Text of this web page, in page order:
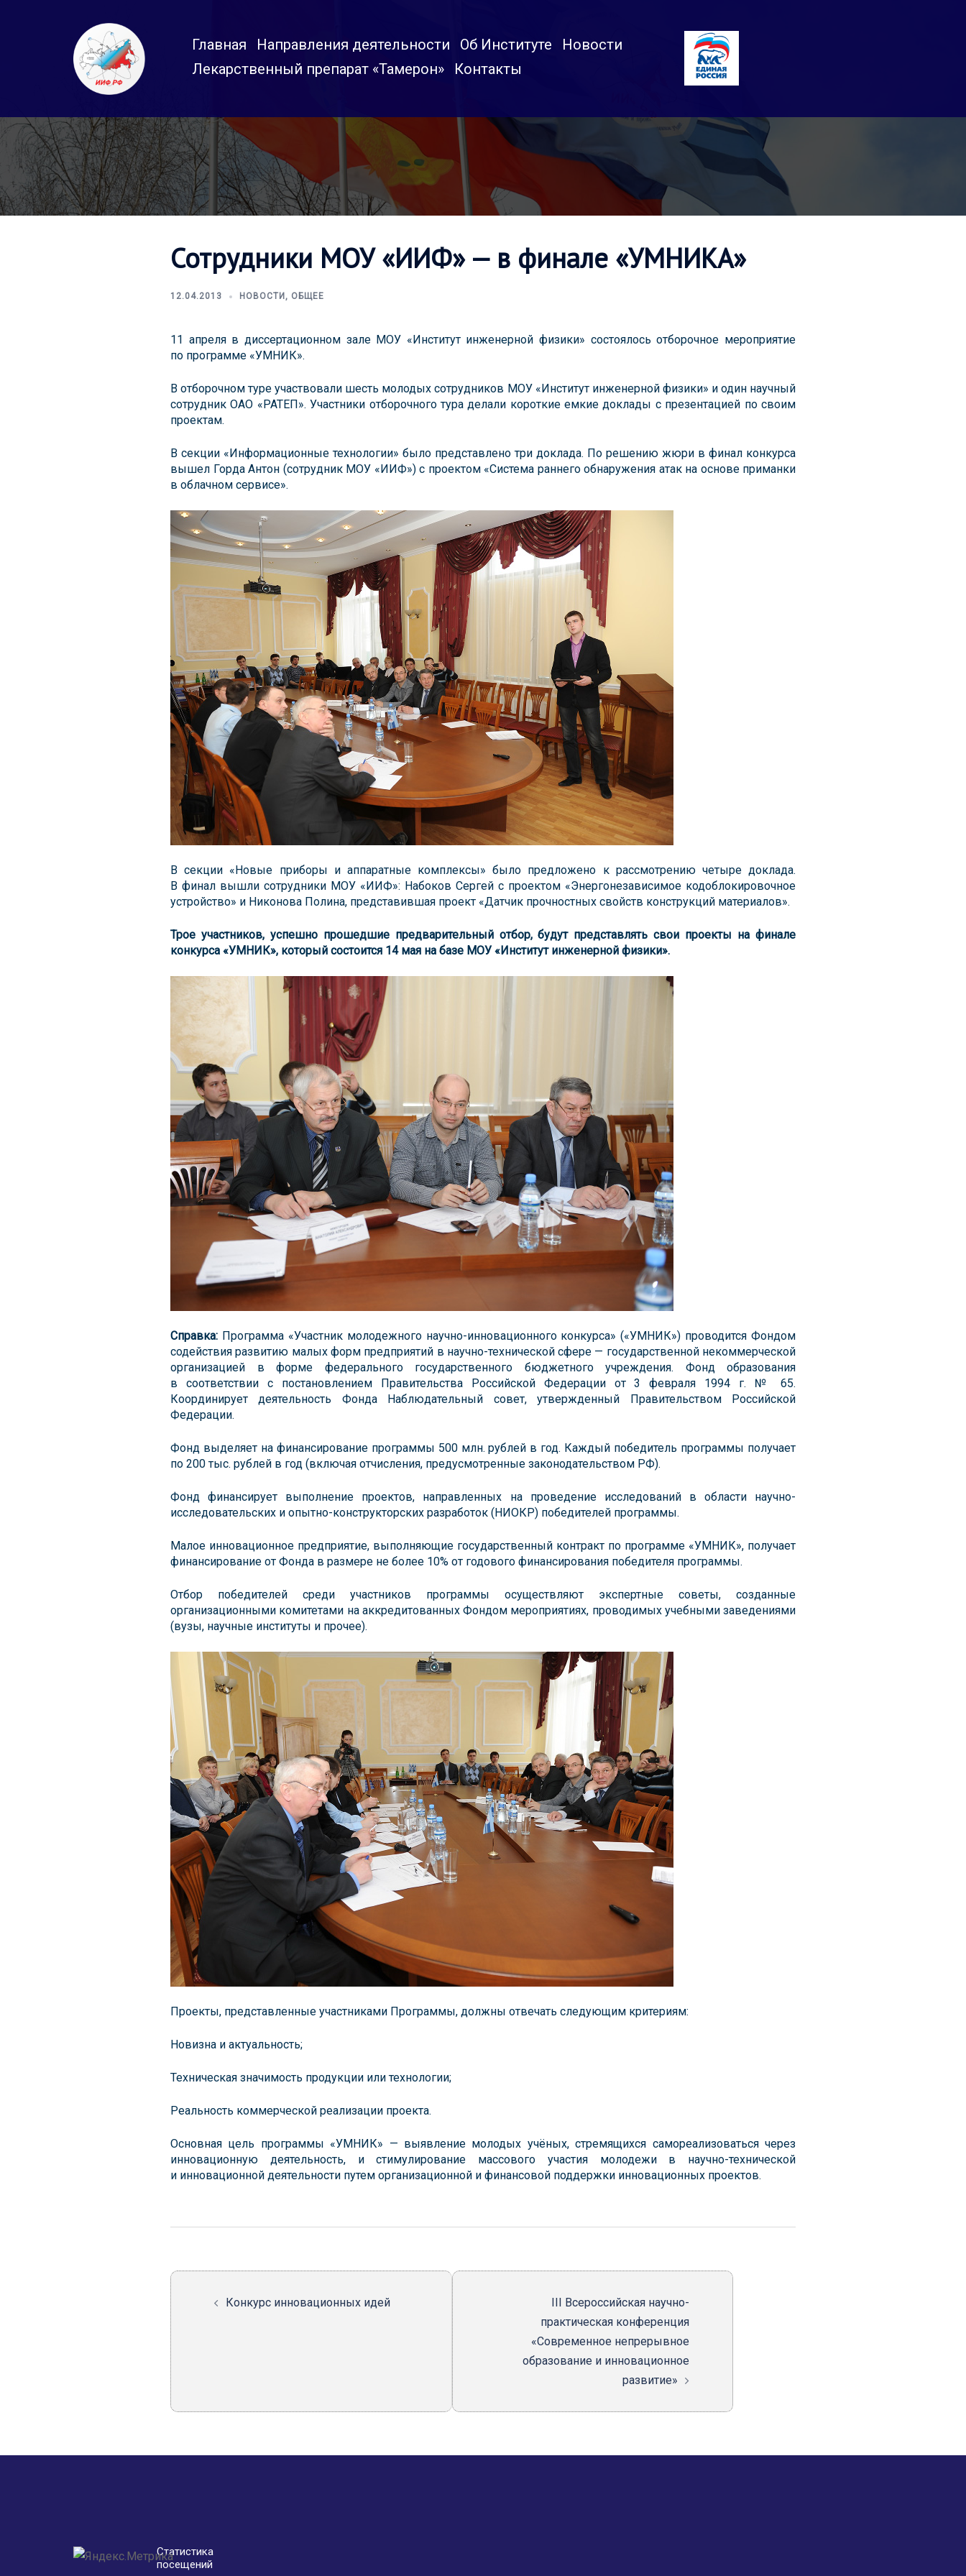
содержимому
Главная Направления деятельности Об Институте
Новости
Лекарственный препарат «Тамерон»
Контакты
Сотрудники МОУ «ИИФ» — в финале «УМНИКА»
12.04.2013 НОВОСТИ , ОБЩЕЕ
11 апреля в диссертационном зале МОУ «Институт инженерной физики» состоялось отборочное мероприятие
по программе «УМНИК».
В отборочном туре участвовали шесть молодых сотрудников МОУ «Институт инженерной физики» и один научный
сотрудник ОАО «РАТЕП». Участники отборочного тура делали короткие емкие доклады с презентацией по своим
проектам.
В секции «Информационные технологии» было представлено три доклада. По решению жюри в финал конкурса
вышел Горда Антон (сотрудник МОУ «ИИФ») с проектом «Система раннего обнаружения атак на основе приманки
в облачном сервисе».
В секции «Новые приборы и аппаратные комплексы» было предложено к рассмотрению четыре доклада.
В финал вышли сотрудники МОУ «ИИФ»: Набоков Сергей с проектом «Энергонезависимое кодоблокировочное
устройство» и Никонова Полина, представившая проект «Датчик прочностных свойств конструкций материалов».
Трое участников, успешно прошедшие предварительный отбор, будут представлять свои проекты на финале
конкурса «УМНИК», который состоится 14 мая на базе МОУ «Институт инженерной физики».
Справка: Программа «Участник молодежного научно-инновационного конкурса» («УМНИК») проводится Фондом
содействия развитию малых форм предприятий в научно-технической сфере — государственной некоммерческой
организацией в форме федерального государственного бюджетного учреждения. Фонд образования
в соответствии с постановлением Правительства Российской Федерации от 3 февраля 1994 г. № 65.
Координирует деятельность Фонда Наблюдательный совет, утвержденный Правительством Российской
Федерации.
Фонд выделяет на финансирование программы 500 млн. рублей в год. Каждый победитель программы получает
по 200 тыс. рублей в год (включая отчисления, предусмотренные законодательством РФ).
Фонд финансирует выполнение проектов, направленных на проведение исследований в области научно-
исследовательских и опытно-конструкторских разработок (НИОКР) победителей программы.
Малое инновационное предприятие, выполняющие государственный контракт по программе «УМНИК», получает
финансирование от Фонда в размере не более 10% от годового финансирования победителя программы.
Отбор победителей среди участников программы осуществляют экспертные советы, созданные
организационными комитетами на аккредитованных Фондом мероприятиях, проводимых учебными заведениями
(вузы, научные институты и прочее).
Проекты, представленные участниками Программы, должны отвечать следующим критериям:
Новизна и актуальность;
Техническая значимость продукции или технологии;
Реальность коммерческой реализации проекта.
Основная цель программы «УМНИК» — выявление молодых учёных, стремящихся самореализоваться через
инновационную деятельность, и стимулирование массового участия молодежи в научно-технической
и инновационной деятельности путем организационной и финансовой поддержки инновационных проектов.
Навигация
записи
Конкурс инновационных идей
III Всероссийская научно-
практическая конференция
«Современное непрерывное
образование и инновационное
развитие»
Статистика
посещений